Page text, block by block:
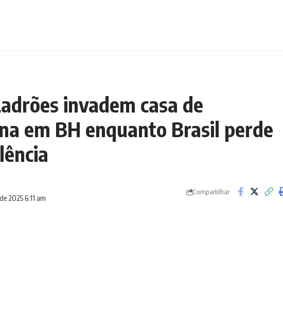
invadem casa de
em BH enquanto Brasil perde
2025 6:11 am
Compartilhar